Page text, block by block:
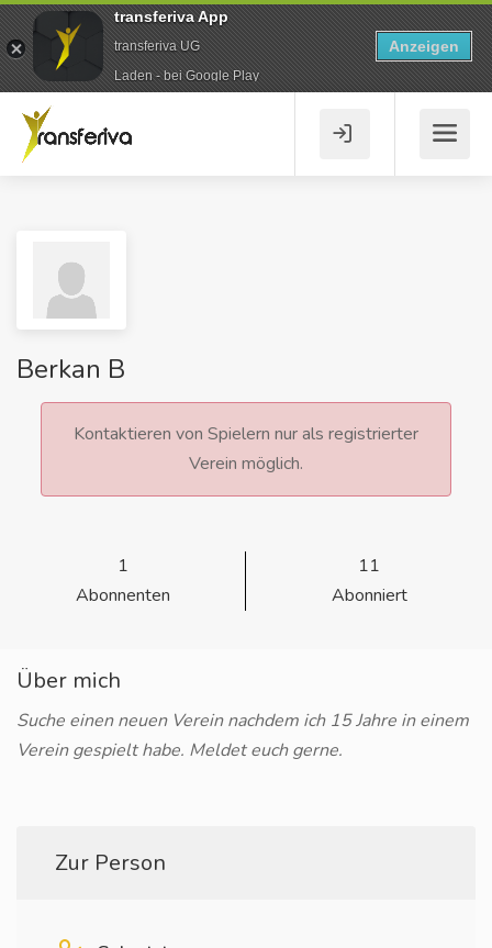
Berkan B
Kontaktieren von Spielern nur als registrierter
Verein möglich.
1
Abonnenten
11
Abonniert
Über mich
Suche einen neuen Verein nachdem ich 15 Jahre in einem
Verein gespielt habe. Meldet euch gerne.
Zur Person
transferiva App
transferiva UG
Laden - bei Google Play
Anzeigen